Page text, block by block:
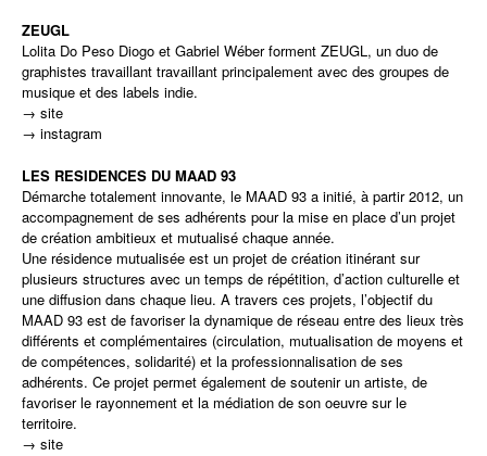
ZEUGL
Lolita Do Peso Diogo et Gabriel Wéber forment ZEUGL, un duo de
graphistes travaillant travaillant principalement avec des groupes de
musique et des labels indie.
→ site
→ instagram
LES RESIDENCES DU MAAD 93
Démarche totalement innovante, le MAAD 93 a initié, à partir 2012, un
accompagnement de ses adhérents pour la mise en place d’un projet
de création ambitieux et mutualisé chaque année.
Une résidence mutualisée est un projet de création itinérant sur
plusieurs structures avec un temps de répétition, d’action culturelle et
une diffusion dans chaque lieu. A travers ces projets, l’objectif du
MAAD 93 est de favoriser la dynamique de réseau entre des lieux très
différents et complémentaires (circulation, mutualisation de moyens et
de compétences, solidarité) et la professionnalisation de ses
adhérents. Ce projet permet également de soutenir un artiste, de
favoriser le rayonnement et la médiation de son oeuvre sur le
territoire.
→ site